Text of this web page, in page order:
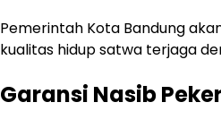
Pemerintah Kota Bandung
kualitas hidup satwa terjaga
Garansi Nasib